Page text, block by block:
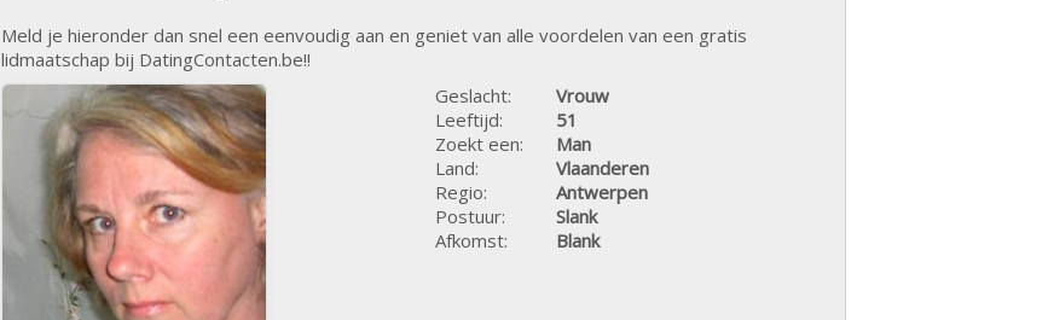
Meld je hieronder dan snel een eenvoudig aan en geniet van alle voordelen van een gratis
lidmaatschap bij DatingContacten.be!!
Geslacht:
Vrouw
Leeftijd:
51
Zoekt een:
Man
Land:
Vlaanderen
Regio:
Antwerpen
Postuur:
Slank
Afkomst:
Blank